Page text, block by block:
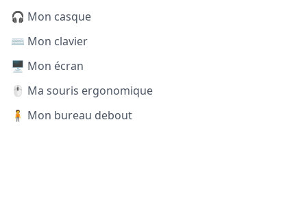
🎧 Mon casque
⌨️ Mon clavier
🖥️ Mon écran
🖱️ Ma souris ergonomique
🧍 Mon bureau debout